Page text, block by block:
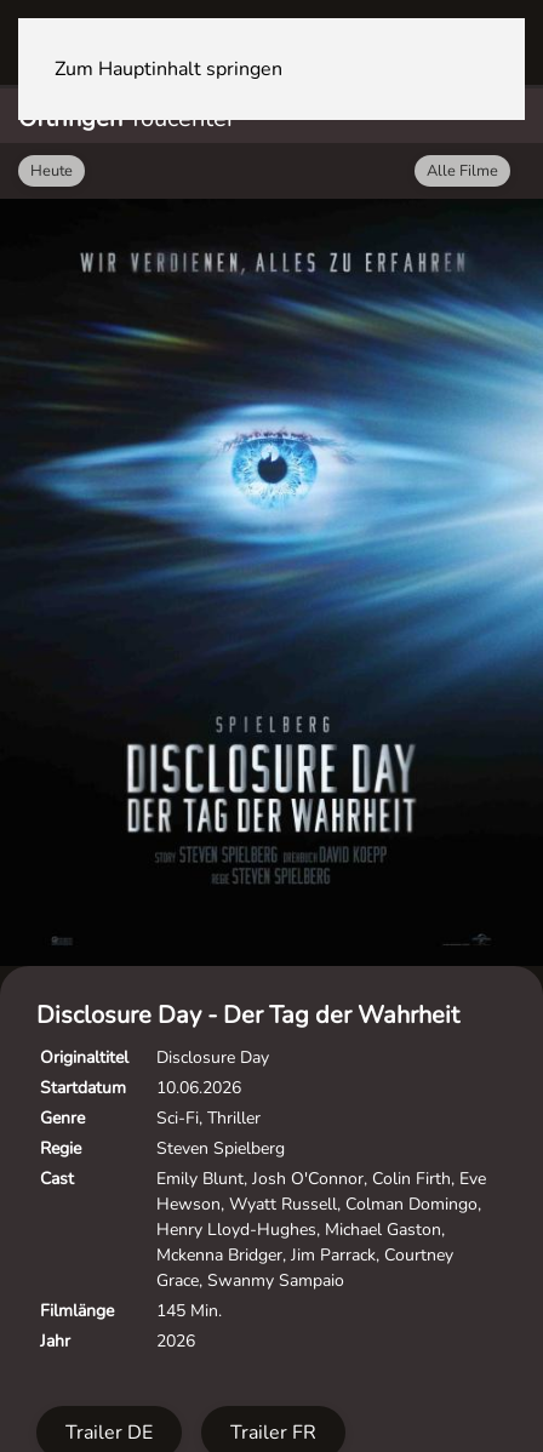
Zum Hauptinhalt springen
OftringenYoucenter
Heute Alle Filme
Disclosure Day - Der Tag der Wahrheit
Originaltitel
Disclosure Day
Startdatum
10.06.2026
Genre
Sci-Fi, Thriller
Regie
Steven Spielberg
Cast
Emily Blunt, Josh O'Connor, Colin Firth, Eve
Hewson, Wyatt Russell, Colman Domingo,
Henry Lloyd-Hughes, Michael Gaston,
Mckenna Bridger, Jim Parrack, Courtney
Grace, Swanmy Sampaio
Filmlänge
145 Min.
Jahr
2026
Trailer DE
Trailer FR